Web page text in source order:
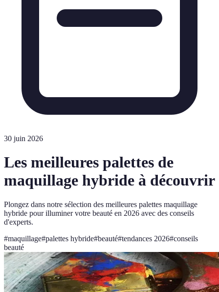
30 juin 2026
Les meilleures palettes de
maquillage hybride à découvrir
Plongez dans notre sélection des meilleures palettes maquillage
hybride pour illuminer votre beauté en 2026 avec des conseils
d'experts.
#maquillage#palettes hybride#beauté#tendances 2026#conseils
beauté